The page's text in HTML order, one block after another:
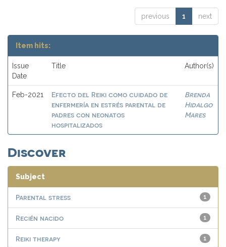
previous 1 next
Item hits:
Issue
Date
Title Author(s)
Feb-2021
Efecto del Reiki como cuidado de
enfermería en estrés parental de
padres con neonatos
hospitalizados
Brenda
Hidalgo
Mares
Discover
Subject
1
Parental stress
1
Recién nacido
1
Reiki therapy